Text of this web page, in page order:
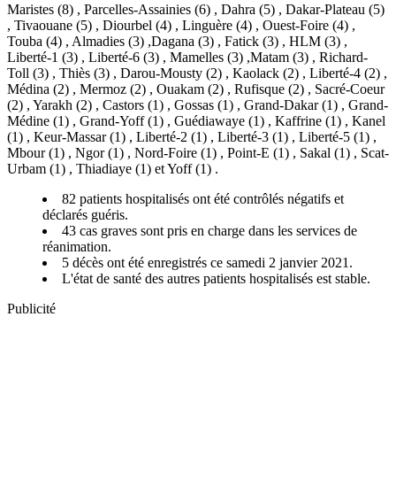
Maristes (8) , Parcelles-Assainies (6) , Dahra (5) , Dakar-Plateau (5)
, Tivaouane (5) , Diourbel (4) , Linguère (4) , Ouest-Foire (4) ,
Touba (4) , Almadies (3) ,Dagana (3) , Fatick (3) , HLM (3) ,
Liberté-1 (3) , Liberté-6 (3) , Mamelles (3) ,Matam (3) , Richard-
Toll (3) , Thiès (3) , Darou-Mousty (2) , Kaolack (2) , Liberté-4 (2) ,
Médina (2) , Mermoz (2) , Ouakam (2) , Rufisque (2) , Sacré-Coeur
(2) , Yarakh (2) , Castors (1) , Gossas (1) , Grand-Dakar (1) , Grand-
Médine (1) , Grand-Yoff (1) , Guédiawaye (1) , Kaffrine (1) , Kanel
(1) , Keur-Massar (1) , Liberté-2 (1) , Liberté-3 (1) , Liberté-5 (1) ,
Mbour (1) , Ngor (1) , Nord-Foire (1) , Point-E (1) , Sakal (1) , Scat-
Urbam (1) , Thiadiaye (1) et Yoff (1) .
82 patients hospitalisés ont été contrôlés négatifs et
déclarés guéris.
43 cas graves sont pris en charge dans les services de
réanimation.
5 décès ont été enregistrés ce samedi 2 janvier 2021.
L'état de santé des autres patients hospitalisés est stable.
Publicité